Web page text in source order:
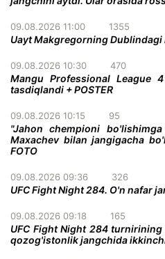
09.08.2026 11:00 1355
Uayt Makgregorning
09.08.2026 10:30 470
Mangu Professional League
tasdiqlandi + POSTER
09.08.2026 10:15 95
"Jahon chempioni
Maxachev bilan jangigacha
FOTO
09.08.2026 09:36 326
UFC Fight Night 284. O'n nafar
09.08.2026 09:18 165
UFC Fight Night 284
qozog'istonlik jangchida